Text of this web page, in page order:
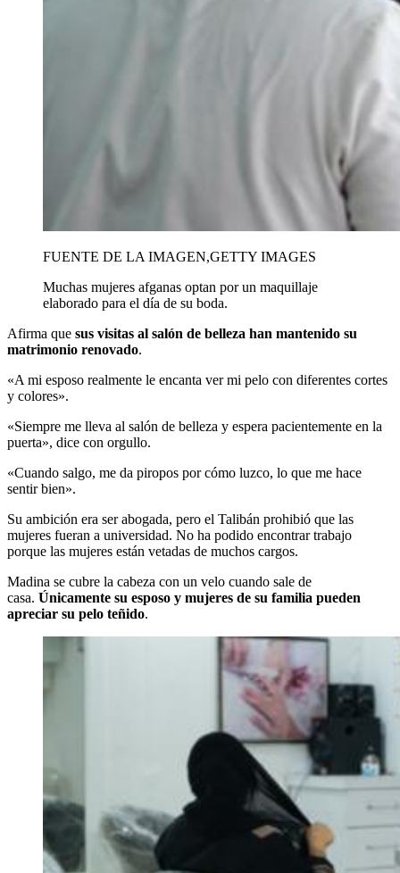
FUENTE DE LA IMAGEN,GETTY IMAGES
Muchas mujeres afganas optan por un maquillaje
elaborado para el día de su boda.
Afirma que sus visitas al salón de belleza han mantenido su
matrimonio renovado.
«A mi esposo realmente le encanta ver mi pelo con diferentes cortes
y colores».
«Siempre me lleva al salón de belleza y espera pacientemente en la
puerta», dice con orgullo.
«Cuando salgo, me da piropos por cómo luzco, lo que me hace
sentir bien».
Su ambición era ser abogada, pero el Talibán prohibió que las
mujeres fueran a universidad. No ha podido encontrar trabajo
porque las mujeres están vetadas de muchos cargos.
Madina se cubre la cabeza con un velo cuando sale de
casa. Únicamente su esposo y mujeres de su familia pueden
apreciar su pelo teñido.